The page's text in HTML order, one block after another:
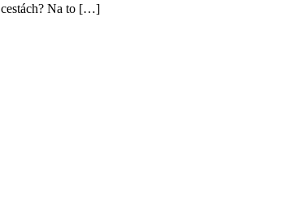
cestách? Na to […]